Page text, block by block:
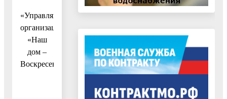
«Управляющая
организация
«Наш
дом –
Воскресенск»